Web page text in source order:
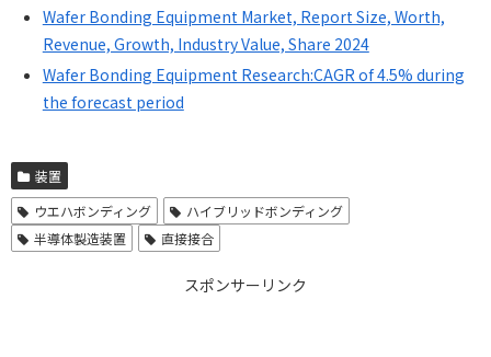
Wafer Bonding Equipment Market, Report Size, Worth,
Revenue, Growth, Industry Value, Share 2024
Wafer Bonding Equipment Research:CAGR of 4.5% during
the forecast period
装置
ウエハボンディング
ハイブリッドボンディング
半導体製造装置
直接接合
スポンサーリンク